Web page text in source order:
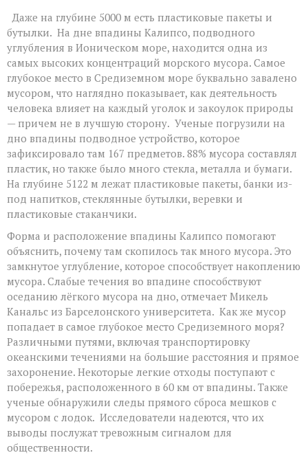
Даже на глубине 5000 м есть пластиковые пакеты и
бутылки. На дне впадины Калипсо, подводного
углубления в Ионическом море, находится одна из
самых высоких концентраций морского мусора. Самое
глубокое место в Средиземном море буквально завалено
мусором, что наглядно показывает, как деятельность
человека влияет на каждый уголок и закоулок природы
— причем не в лучшую сторону. Ученые погрузили на
дно впадины подводное устройство, которое
зафиксировало там 167 предметов. 88% мусора составлял
пластик, но также было много стекла, металла и бумаги.
На глубине 5122 м лежат пластиковые пакеты, банки из-
под напитков, стеклянные бутылки, веревки и
пластиковые стаканчики.
Форма и расположение впадины Калипсо помогают
объяснить, почему там скопилось так много мусора. Это
замкнутое углубление, которое способствует накоплению
мусора. Слабые течения во впадине способствуют
оседанию лёгкого мусора на дно, отмечает Микель
Канальс из Барселонского университета. Как же мусор
попадает в самое глубокое место Средиземного моря?
Различными путями, включая транспортировку
океанскими течениями на большие расстояния и прямое
захоронение. Некоторые легкие отходы поступают с
побережья, расположенного в 60 км от впадины. Также
ученые обнаружили следы прямого сброса мешков с
мусором с лодок. Исследователи надеются, что их
выводы послужат тревожным сигналом для
общественности.